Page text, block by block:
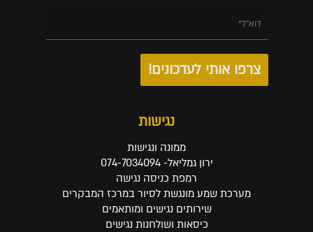
נגישות
ממונה ונגישות
ירון גמליאל- 074-7034094
רמפת כניסה נגישה
מערכת שמע מונגשת לסיור במרכז המבקרים
שירותים נגישים ומותאמים
כיסאות ושולחנות נגישים